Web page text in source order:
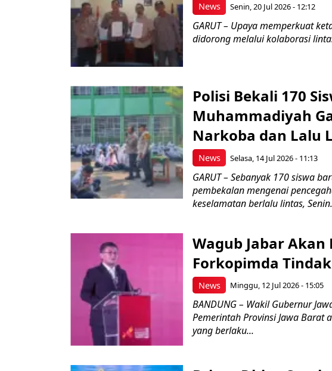
News Senin, 20 Jul 2026 - 12:12
GARUT – Upaya memperkuat
didorong melalui kolaborasi
News
Polisi Bekali 170
Muhammadiyah
Narkoba dan Lalu
Selasa, 14 Jul 2026 - 11:13
GARUT – Sebanyak 170 siswa
pembekalan mengenai
keselamatan berlalu lintas,
News
Wagub Jabar
Forkopimda
Minggu, 12 Jul 2026 - 15:05
BANDUNG – Wakil Gubernur
Pemerintah Provinsi Jawa Barat
yang berlaku...